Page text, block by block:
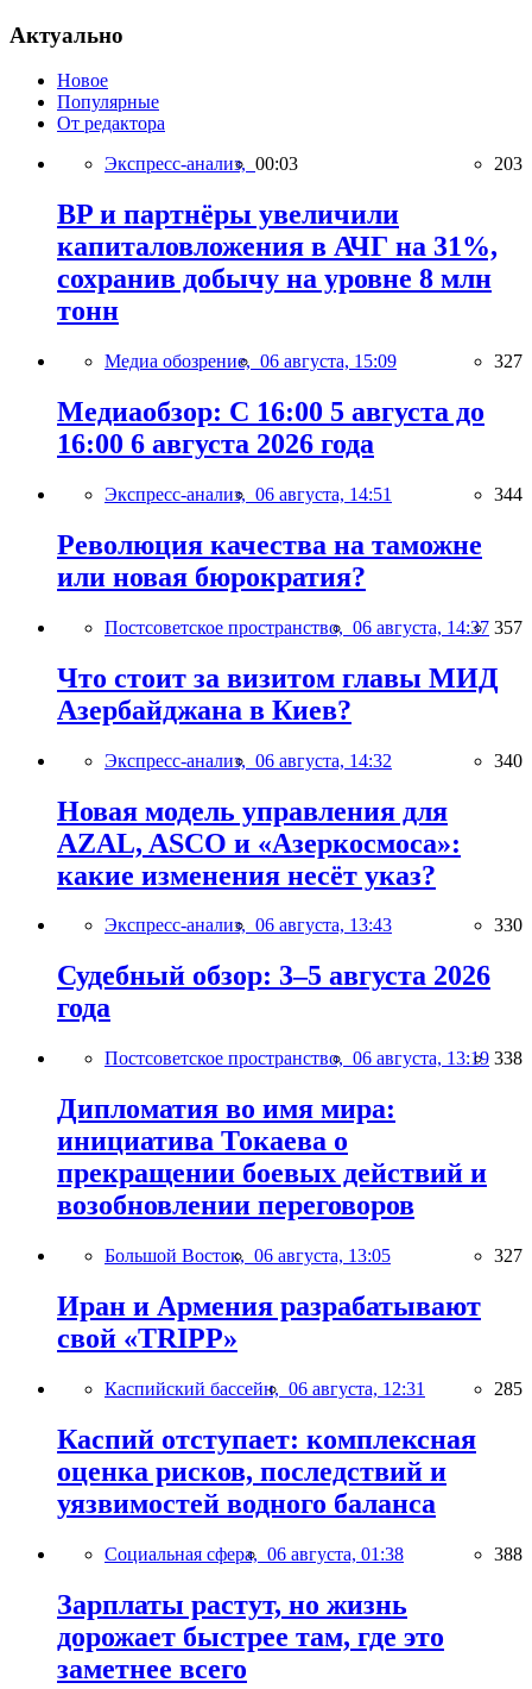
Актуально
Новое
Популярные
От редактора
Экспресс-анализ, 00:03 203
BP и партнёры увеличили
капиталовложения в АЧГ на 31%,
сохранив добычу на уровне 8 млн
тонн
Медиа обозрение, 06 августа, 15:09 327
Медиаобзор: С 16:00 5 августа до
16:00 6 августа 2026 года
Экспресс-анализ, 06 августа, 14:51 344
Революция качества на таможне
или новая бюрократия?
Постсоветское пространство, 06 августа, 14:37 357
Что стоит за визитом главы МИД
Азербайджана в Киев?
Экспресс-анализ, 06 августа, 14:32 340
Новая модель управления для
AZAL, ASCO и «Азеркосмоса»:
какие изменения несёт указ?
Экспресс-анализ, 06 августа, 13:43 330
Судебный обзор: 3–5 августа 2026
года
Постсоветское пространство, 06 августа, 13:19 338
Дипломатия во имя мира:
инициатива Токаева о
прекращении боевых действий и
возобновлении переговоров
Большой Восток, 06 августа, 13:05 327
Иран и Армения разрабатывают
свой «TRIPP»
Каспийский бассейн, 06 августа, 12:31 285
Каспий отступает: комплексная
оценка рисков, последствий и
уязвимостей водного баланса
Социальная сфера, 06 августа, 01:38 388
Зарплаты растут, но жизнь
дорожает быстрее там, где это
заметнее всего